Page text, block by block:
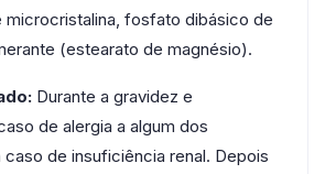
microcristalina, fosfato dibásico de
(estearato de magnésio).
Durante a gravidez e
de alergia a algum dos
de insuficiência renal. Depois